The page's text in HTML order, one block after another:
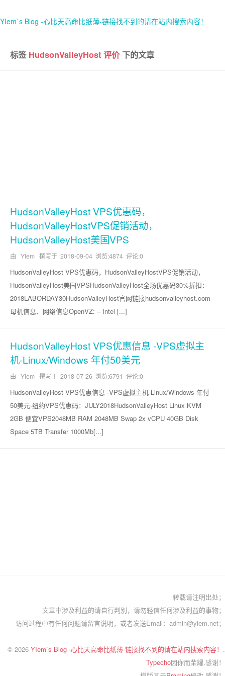
YIem`s Blog -心比天高命比纸薄-链接找不到的请在站内搜索内容！
首页
标签HudsonValleyHost 评价 下的文章
HudsonValleyHost VPS优惠码，
HudsonValleyHostVPS促销活动，
HudsonValleyHost美国VPS
由 YIem 撰写于 2018-09-04 浏览:4874 评论:0
HudsonValleyHost VPS优惠码，HudsonValleyHostVPS促销活动，
HudsonValleyHost美国VPSHudsonValleyHost全场优惠码30%折扣：
2018LABORDAY30HudsonValleyHost官网链接hudsonvalleyhost.com
母机信息、网络信息OpenVZ: – Intel [...]
HudsonValleyHost VPS优惠信息 -VPS虚拟主
机-Linux/Windows 年付50美元
由 YIem 撰写于 2018-07-26 浏览:6791 评论:0
HudsonValleyHost VPS优惠信息 -VPS虚拟主机-Linux/Windows 年付
50美元-纽约VPS优惠码：JULY2018HudsonValleyHost Linux KVM
2GB 便宜VPS2048MB RAM 2048MB Swap 2x vCPU 40GB Disk
Space 5TB Transfer 1000Mb[...]
转载请注明出处；
文章中涉及利益的请自行判别，请勿轻信任何涉及利益的事物；
访问过程中有任何问题请留言说明，或者发送Email：admin@yiem.net；
© 2026 YIem`s Blog -心比天高命比纸薄-链接找不到的请在站内搜索内容！ .
Typecho因你而荣耀.感谢！